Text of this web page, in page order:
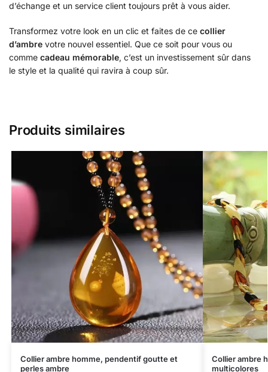
d’échange et un service client toujours prêt à vous aider.
Transformez votre look en un clic et faites de ce collier
d’ambre votre nouvel essentiel. Que ce soit pour vous ou
comme cadeau mémorable, c’est un investissement sûr dans
le style et la qualité qui ravira à coup sûr.
Produits similaires
Collier ambre homme, pendentif goutte et
perles ambre
Collier ambre
multicolores